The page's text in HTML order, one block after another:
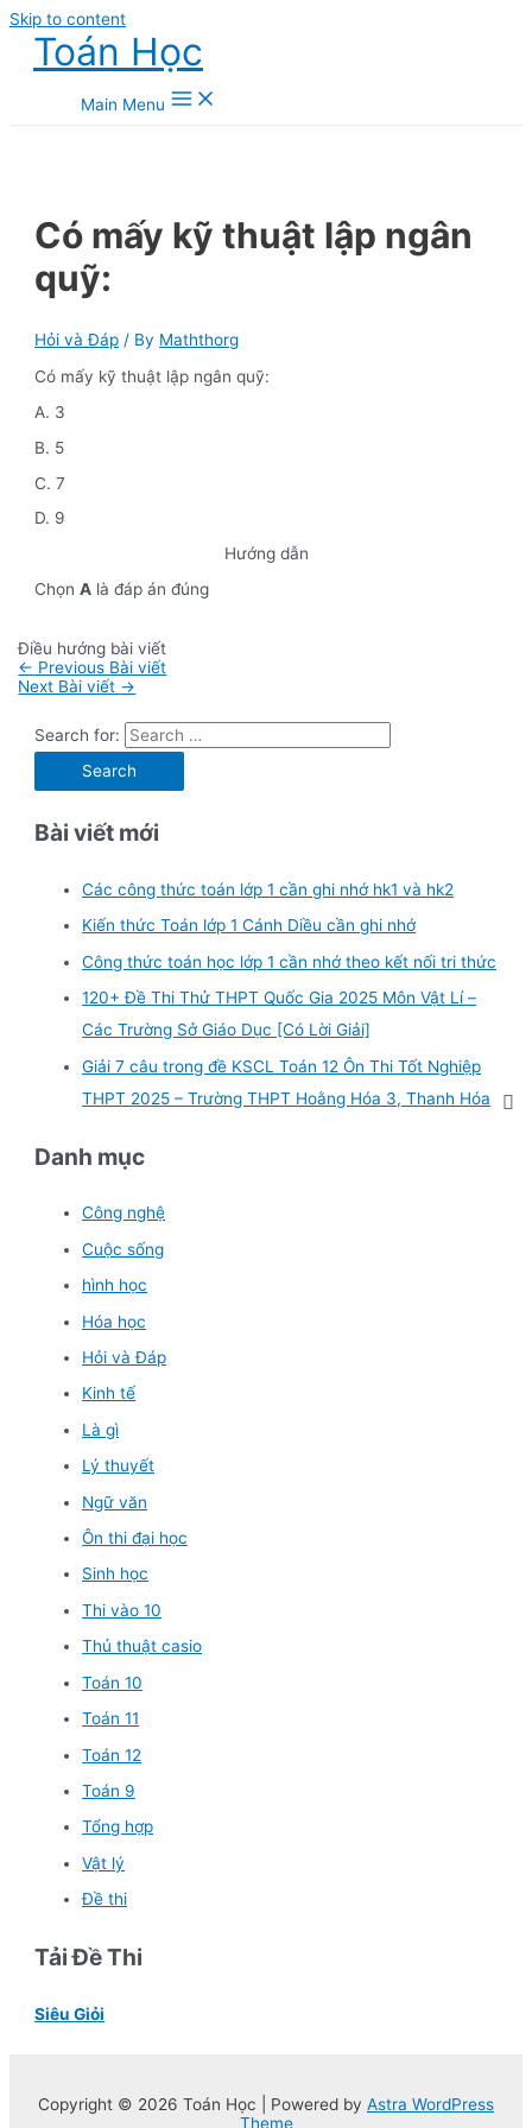
Skip to content
Toán Học
Main Menu
Có mấy kỹ thuật lập ngân
quỹ:
Hỏi và Đáp / By Maththorg
Có mấy kỹ thuật lập ngân quỹ:
A. 3
B. 5
C. 7
D. 9
Hướng dẫn
ChọnA là đáp án đúng
Điều hướng bài viết
← Previous Bài viết
Next Bài viết →
Search for:
Bài viết mới
Các công thức toán lớp 1 cần ghi nhớ hk1 và hk2
Kiến thức Toán lớp 1 Cánh Diều cần ghi nhớ
Công thức toán học lớp 1 cần nhớ theo kết nối tri thức
120+ Đề Thi Thử THPT Quốc Gia 2025 Môn Vật Lí –
Các Trường Sở Giáo Dục [Có Lời Giải]
Giải 7 câu trong đề KSCL Toán 12 Ôn Thi Tốt Nghiệp
THPT 2025 – Trường THPT Hoằng Hóa 3, Thanh Hóa
Danh mục
Công nghệ
Cuộc sống
hình học
Hóa học
Hỏi và Đáp
Kinh tế
Là gì
Lý thuyết
Ngữ văn
Ôn thi đại học
Sinh học
Thi vào 10
Thủ thuật casio
Toán 10
Toán 11
Toán 12
Toán 9
Tổng hợp
Vật lý
Đề thi
Tải Đề Thi
Siêu Giỏi
Copyright © 2026 Toán Học | Powered by Astra WordPress
Theme